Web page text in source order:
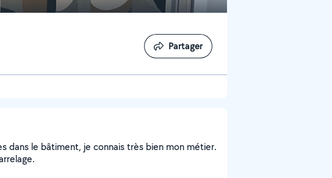
Partager
Partager
dans le bâtiment, je connais très bien mon métier.